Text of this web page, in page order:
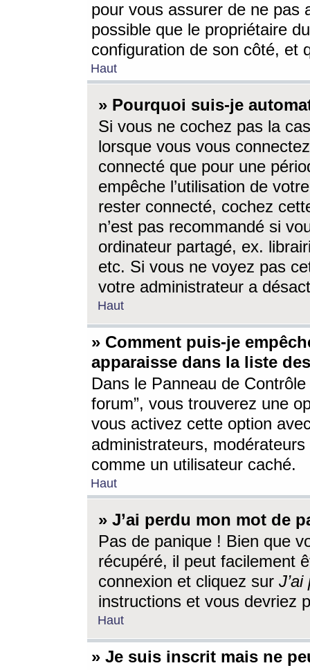
pour vous assurer de ne pas
possible que le propriétaire
configuration de son côté, et
Haut
» Pourquoi suis-je
Si vous ne cochez pas la
lorsque vous vous
connecté que pour une
empêche l’utilisation de
rester connecté, cochez
n’est pas recommandé si
ordinateur partagé, ex.
etc. Si vous ne voyez pas
votre administrateur a
Haut
» Comment puis-je
apparaisse dans la liste
Dans le Panneau de
forum”, vous trouverez une
vous activez cette option
administrateurs,
comme un utilisateur caché.
Haut
» J’ai perdu mon mot de
Pas de panique ! Bien que
récupéré, il peut facilement
connexion et cliquez sur
instructions et vous devriez
Haut
» Je suis inscrit mais ne